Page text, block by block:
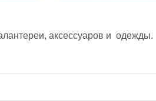
аксессуаров и  одежды.